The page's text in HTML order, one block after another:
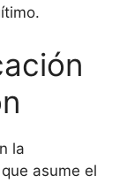
la
asume el